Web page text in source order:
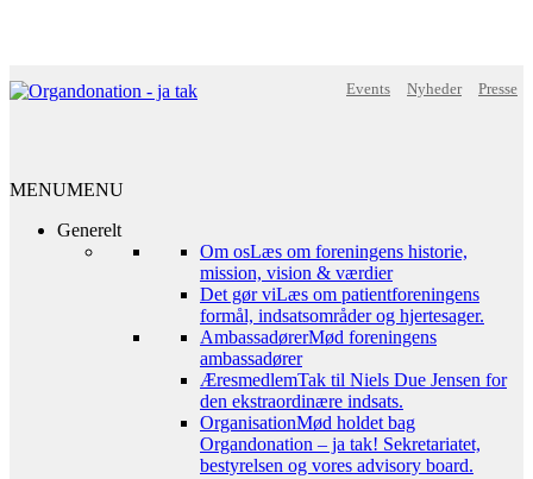
Events Nyheder Presse
MENUMENU
Generelt
Om osLæs om foreningens historie,
mission, vision & værdier
Det gør viLæs om patientforeningens
formål, indsatsområder og hjertesager.
AmbassadørerMød foreningens
ambassadører
ÆresmedlemTak til Niels Due Jensen for
den ekstraordinære indsats.
OrganisationMød holdet bag
Organdonation – ja tak! Sekretariatet,
bestyrelsen og vores advisory board.